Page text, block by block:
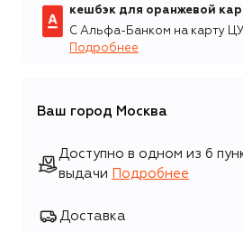
кешбэк для оранжевой
С Альфа-Банком на карту
Подробнее
Ваш город Москва
Доступно в одном из 6
выдачи
Подробнее
Доставка